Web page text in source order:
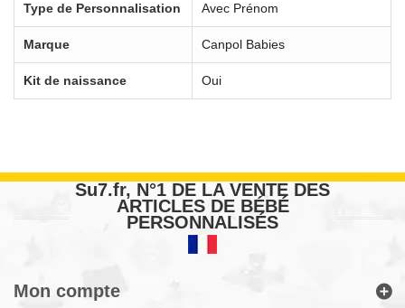
Type de Personnalisation Avec Prénom
Marque Canpol Babies
Kit de naissance Oui
Su7.fr, N°1 DE LA VENTE DES
ARTICLES DE BÉBÉ
PERSONNALISÉS
Mon compte